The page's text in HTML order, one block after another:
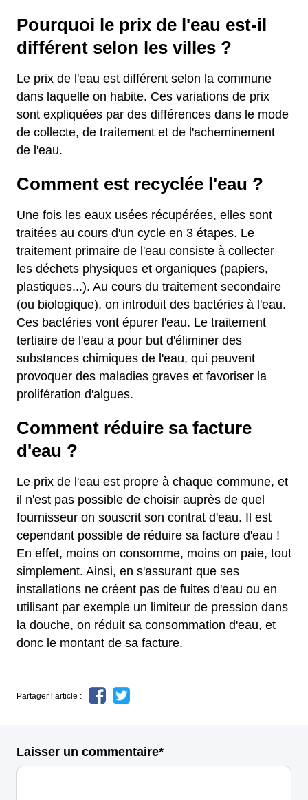
Pourquoi le prix de l'eau est-il
différent selon les villes ?
Le prix de l'eau est différent selon la commune
dans laquelle on habite. Ces variations de prix
sont expliquées par des différences dans le mode
de collecte, de traitement et de l'acheminement
de l'eau.
Comment est recyclée l'eau ?
Une fois les eaux usées récupérées, elles sont
traitées au cours d'un cycle en 3 étapes. Le
traitement primaire de l'eau consiste à collecter
les déchets physiques et organiques (papiers,
plastiques...). Au cours du traitement secondaire
(ou biologique), on introduit des bactéries à l'eau.
Ces bactéries vont épurer l'eau. Le traitement
tertiaire de l'eau a pour but d'éliminer des
substances chimiques de l'eau, qui peuvent
provoquer des maladies graves et favoriser la
prolifération d'algues.
Comment réduire sa facture
d'eau ?
Le prix de l'eau est propre à chaque commune, et
il n'est pas possible de choisir auprès de quel
fournisseur on souscrit son contrat d'eau. Il est
cependant possible de réduire sa facture d'eau !
En effet, moins on consomme, moins on paie, tout
simplement. Ainsi, en s'assurant que ses
installations ne créent pas de fuites d'eau ou en
utilisant par exemple un limiteur de pression dans
la douche, on réduit sa consommation d'eau, et
donc le montant de sa facture.
Partager l’article :
Laisser un commentaire*